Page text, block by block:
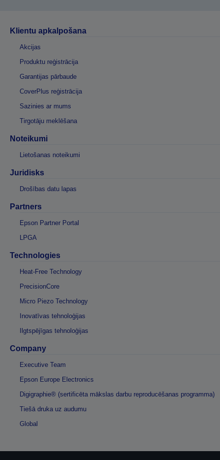
Klientu apkalpošana
Akcijas
Produktu reģistrācija
Garantijas pārbaude
CoverPlus reģistrācija
Sazinies ar mums
Tirgotāju meklēšana
Noteikumi
Lietošanas noteikumi
Juridisks
Drošības datu lapas
Partners
Epson Partner Portal
LPGA
Technologies
Heat-Free Technology
PrecisionCore
Micro Piezo Technology
Inovatīvas tehnoloģijas
Ilgtspējīgas tehnoloģijas
Company
Executive Team
Epson Europe Electronics
Digigraphie® (sertificēta mākslas darbu reproducēšanas programma)
Tiešā druka uz audumu
Global